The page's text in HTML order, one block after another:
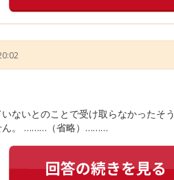
ないとのことで受け取らなかったそう
ん。 ………（省略）………